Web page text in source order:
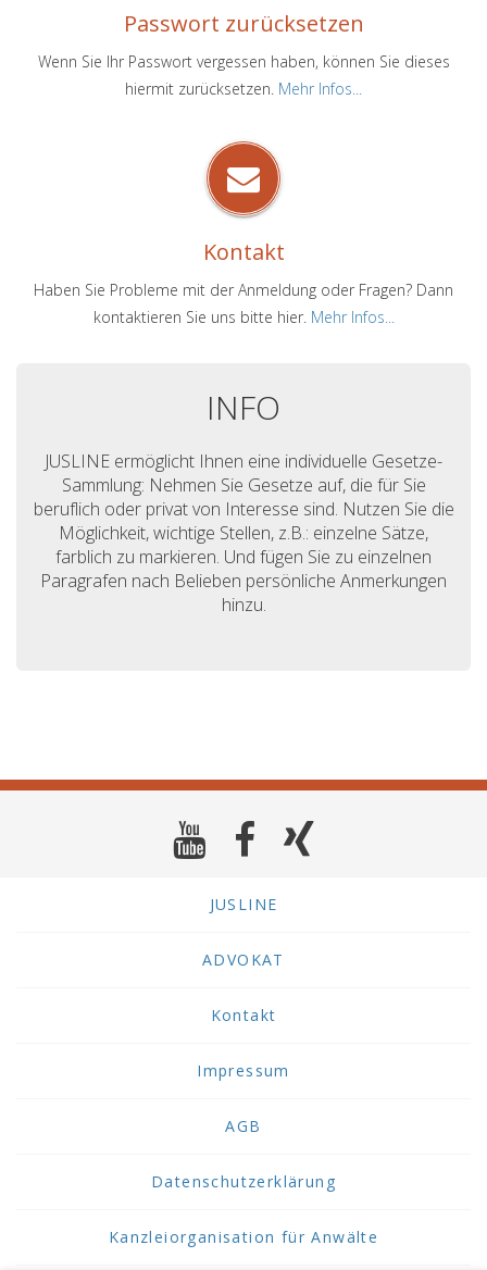
Passwort zurücksetzen
Wenn Sie Ihr Passwort vergessen haben, können Sie dieses
hiermit zurücksetzen. Mehr Infos...
Kontakt
Haben Sie Probleme mit der Anmeldung oder Fragen? Dann
kontaktieren Sie uns bitte hier. Mehr Infos...
INFO
JUSLINE ermöglicht Ihnen eine individuelle Gesetze-
Sammlung: Nehmen Sie Gesetze auf, die für Sie
beruflich oder privat von Interesse sind. Nutzen Sie die
Möglichkeit, wichtige Stellen, z.B.: einzelne Sätze,
farblich zu markieren. Und fügen Sie zu einzelnen
Paragrafen nach Belieben persönliche Anmerkungen
hinzu.
JUSLINE
ADVOKAT
Kontakt
Impressum
AGB
Datenschutzerklärung
Kanzleiorganisation für Anwälte